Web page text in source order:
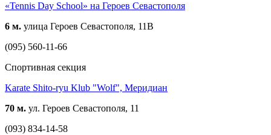
«Tennis Day School» на Героев Севастополя
6 м. улица Героев Севастополя, 11В
(095) 560-11-66
Спортивная секция
Karate Shito-ryu Klub "Wolf", Меридиан
70 м. ул. Героев Севастополя, 11
(093) 834-14-58